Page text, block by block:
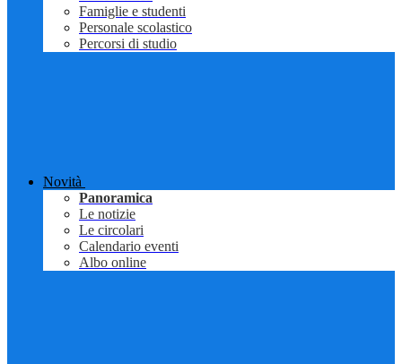
Famiglie e studenti
Personale scolastico
Percorsi di studio
Novità
Panoramica
Le notizie
Le circolari
Calendario eventi
Albo online